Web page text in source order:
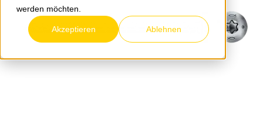
werden möchten.
Akzeptieren Ablehnen